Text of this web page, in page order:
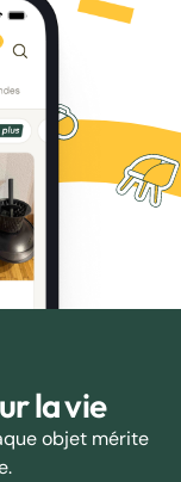
la vie
objet mérite